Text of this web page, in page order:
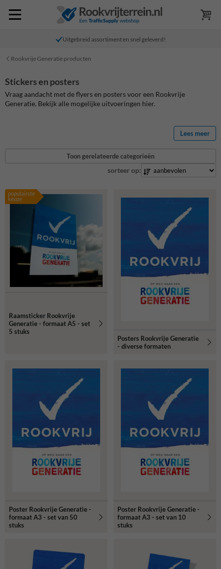
Uitgebreid assortiment en snel geleverd!
Rookvrije Generatie producten
Stickers en posters
Vraag aandacht met de flyers en posters voor een Rookvrije
Generatie. Bekijk alle mogelijke uitvoeringen hier.
Lees meer
Toon gerelateerde categorieën
sorteer op:
populairste
keuze
Raamsticker Rookvrije
Generatie - formaat A5 - set
5 stuks
Posters Rookvrije Generatie
- diverse formaten
Poster Rookvrije Generatie -
formaat A3 - set van 50
stuks
Poster Rookvrije Generatie -
formaat A3 - set van 10
stuks